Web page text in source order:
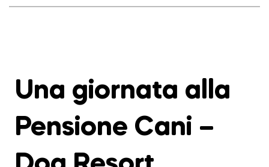
Una giornata alla
Pensione Cani –